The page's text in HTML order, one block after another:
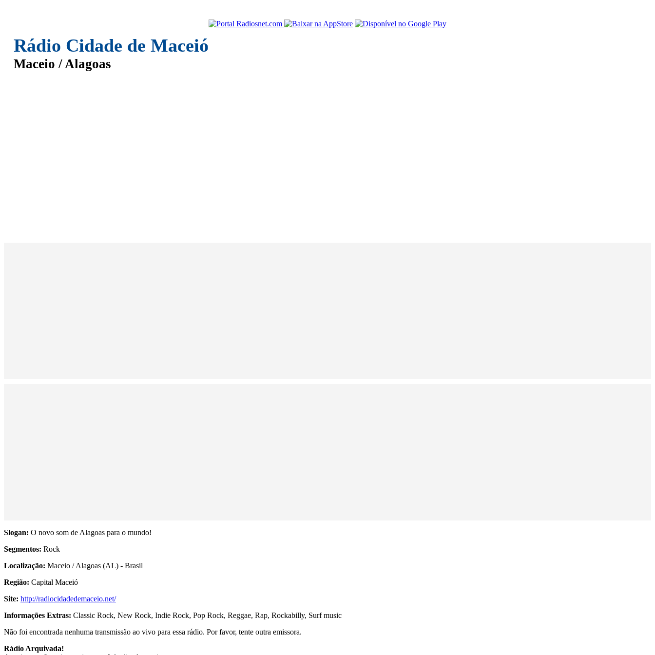
Rádio Cidade de Maceió
Maceio / Alagoas
Slogan: O novo som de Alagoas para o mundo!
Segmentos: Rock
Localização: Maceio / Alagoas (AL) - Brasil
Região: Capital Maceió
Site: http://radiocidadedemaceio.net/
Informações Extras: Classic Rock, New Rock, Indie Rock, Pop Rock, Reggae, Rap, Rockabilly, Surf music
Não foi encontrada nenhuma transmissão ao vivo para essa rádio. Por favor, tente outra emissora.
Rádio Arquivada!